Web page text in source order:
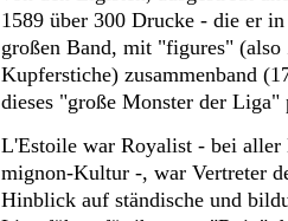
1589 über 300 Drucke - die er
großen Band, mit "figures"
Kupferstiche) zusammenband
dieses "große Monster der Liga"
L'Estoile war Royalist - bei aller
mignon-Kultur -, war Vertreter
Hinblick auf ständische und